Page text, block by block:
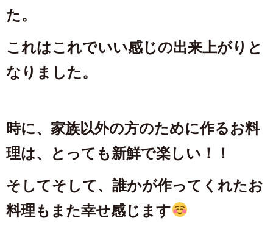
た。
これはこれでいい感じの出来上がりと
なりました。
時に、家族以外の方のために作るお料
理は、とっても新鮮で楽しい！！
そしてそして、誰かが作ってくれたお
料理もまた幸せ感じます